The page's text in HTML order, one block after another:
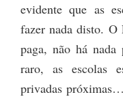
evidente que as
fazer nada disto. O
paga, não há
raro, as escolas
privadas